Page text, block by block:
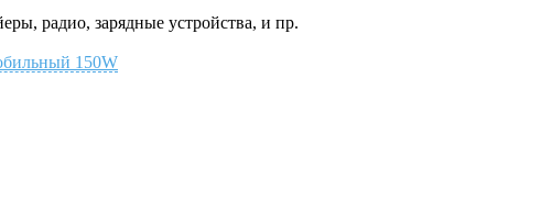
радио, зарядные устройства, и пр.
150W